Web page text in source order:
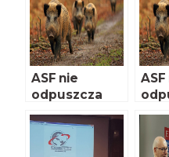
ASF nie
odpuszcza
ASF